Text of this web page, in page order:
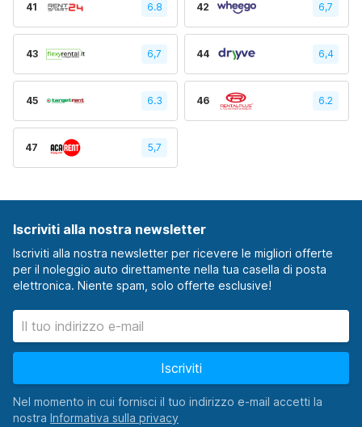
41 6.8 42 6,7
43 6,7 44 6,4
45 6.3 46 6.2
47 5,7
Iscriviti alla nostra newsletter
Iscriviti alla nostra newsletter per ricevere le migliori offerte
per il noleggio auto direttamente nella tua casella di posta
elettronica. Niente spam, solo offerte esclusive!
Iscriviti
Nel momento in cui fornisci il tuo indirizzo e-mail accetti la
nostra